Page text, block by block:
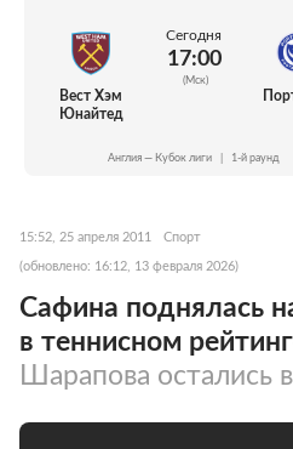
Вест Хэм
Юнайтед
Сегодня
17:00
(Мск)
Англия — Кубок лиги 1-й раунд
15:52, 25 апреля 2011 Спорт
(обновлено: 16:12, 13 февраля 2026)
Сафина поднялась
в теннисном
Шарапова остались